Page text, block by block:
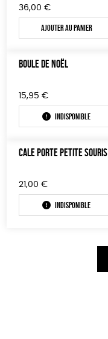
36,00 €
Ajouter au panier
BOULE DE NOËL
15,95 €
Indisponible
CALE PORTE PETITE SOURIS
21,00 €
Indisponible